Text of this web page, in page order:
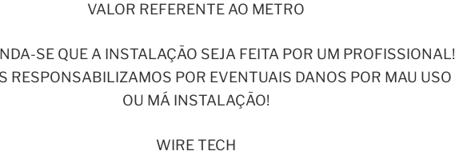
VALOR REFERENTE AO METRO
SE QUE A INSTALAÇÃO SEJA FEITA POR UM PROFISSIONAL!
RESPONSABILIZAMOS POR EVENTUAIS DANOS POR MAU USO
OU MÁ INSTALAÇÃO!
WIRE TECH